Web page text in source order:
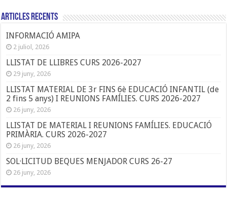
Articles Recents
INFORMACIÓ AMIPA
2 juliol, 2026
LLISTAT DE LLIBRES CURS 2026-2027
29 juny, 2026
LLISTAT MATERIAL DE 3r FINS 6è EDUCACIÓ INFANTIL (de
2 fins 5 anys) I REUNIONS FAMÍLIES. CURS 2026-2027
26 juny, 2026
LLISTAT DE MATERIAL I REUNIONS FAMÍLIES. EDUCACIÓ
PRIMÀRIA. CURS 2026-2027
26 juny, 2026
SOL·LICITUD BEQUES MENJADOR CURS 26-27
26 juny, 2026